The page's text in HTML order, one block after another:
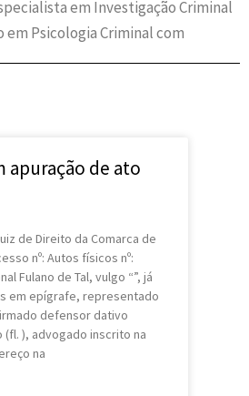
em Investigação Criminal
em Psicologia Criminal com
apuração de ato
de Direito da Comarca de
nº: Autos físicos nº:
Fulano de Tal, vulgo “”, já
em epígrafe, representado
defensor dativo
), advogado inscrito na
na